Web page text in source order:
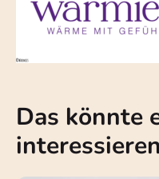
Das könnte
interessieren